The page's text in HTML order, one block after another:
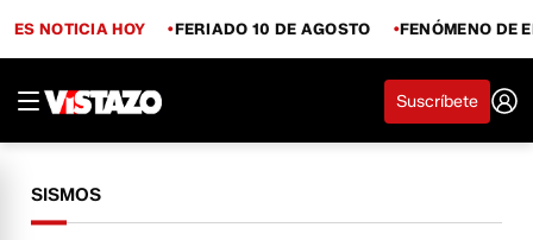
ES NOTICIA HOY FERIADO 10 DE AGOSTO FENÓMENO DE
Suscríbete
SISMOS